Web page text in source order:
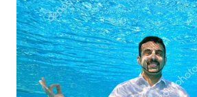
WN
KALBAR
WN
KALTENG